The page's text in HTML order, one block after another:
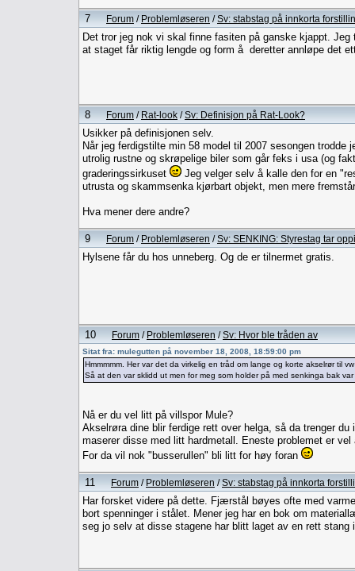
7 Forum / Problemløseren /Sv: stabstag på innkorta
Det tror jeg nok vi skal finne fasiten på ganske kjappt.
at staget får riktig lengde og form å deretter annløpe det
8 Forum / Rat-look /Sv: Definisjon på Rat-Look?
Usikker på definisjonen selv.
Når jeg ferdigstilte min 58 model til 2007 sesongen
utrolig rustne og skrøpelige biler som går feks i usa (og
graderingssirkuset
Jeg velger selv å kalle den for en
utrusta og skammsenka kjørbart objekt, men mere
Hva mener dere andre?
9 Forum / Problemløseren /Sv: SENKING: Styrestag tar
Hylsene får du hos unneberg. Og de er tilnermet gratis.
10 Forum / Problemløseren /Sv: Hvor ble tråden av
Sitat fra: mulegutten på november 18, 2008, 18:59:00 pm
Hmmmmm. Her var det da virkelig en tråd om lange og korte akselrør til
Så at den var sklidd ut men for meg som holder på med senkinga bak
Nå er du vel litt på villspor Mule?
Akselrøra dine blir ferdige rett over helga, så da trenger
maserer disse med litt hardmetall. Eneste problemet er
For da vil nok "busserullen" bli litt for høy foran
11 Forum / Problemløseren /Sv: stabstag på innkorta
Har forsket videre på dette. Fjærstål bøyes ofte med
bort spenninger i stålet. Mener jeg har en bok om
seg jo selv at disse stagene har blitt laget av en rett